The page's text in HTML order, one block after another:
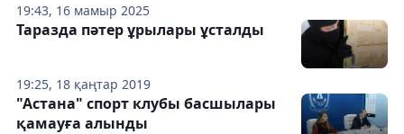
19:43, 16 мамыр 2025
19:25, 18 қаңтар 2019
Таразда пәтер ұрылары ұсталды
"Астана" спорт клубы басшылары
қамауға алынды